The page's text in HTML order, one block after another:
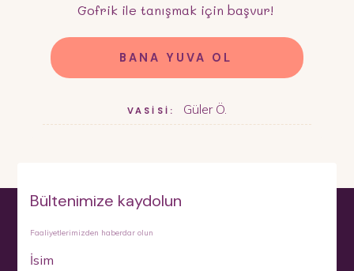
Gofrik ile tanışmak için başvur!
BANA YUVA OL
VASİSİ: Güler Ö.
Bültenimize kaydolun
Faaliyetlerimizden haberdar olun
İsim